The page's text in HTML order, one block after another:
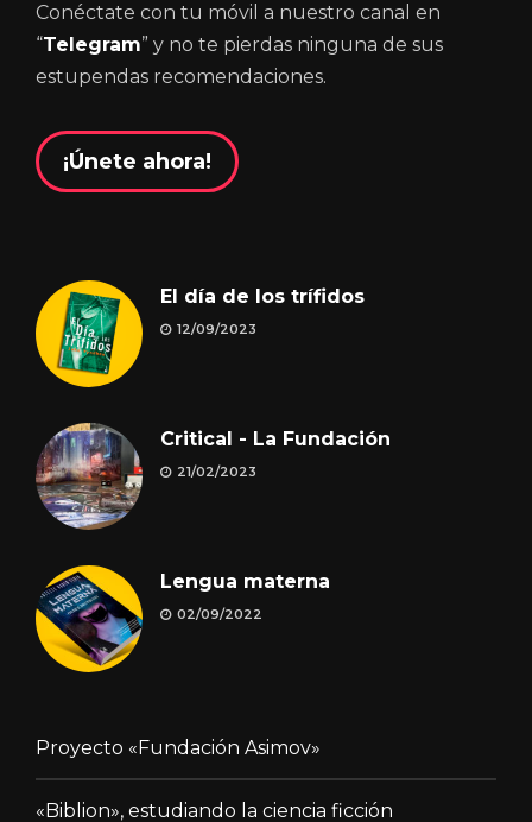
Conéctate con tu móvil a nuestro canal en
“Telegram” y no te pierdas ninguna de sus
estupendas recomendaciones.
¡Únete ahora!
El día de los trífidos
12/09/2023
Critical - La Fundación
21/02/2023
Lengua materna
02/09/2022
Proyecto «Fundación Asimov»
«Biblion», estudiando la ciencia ficción